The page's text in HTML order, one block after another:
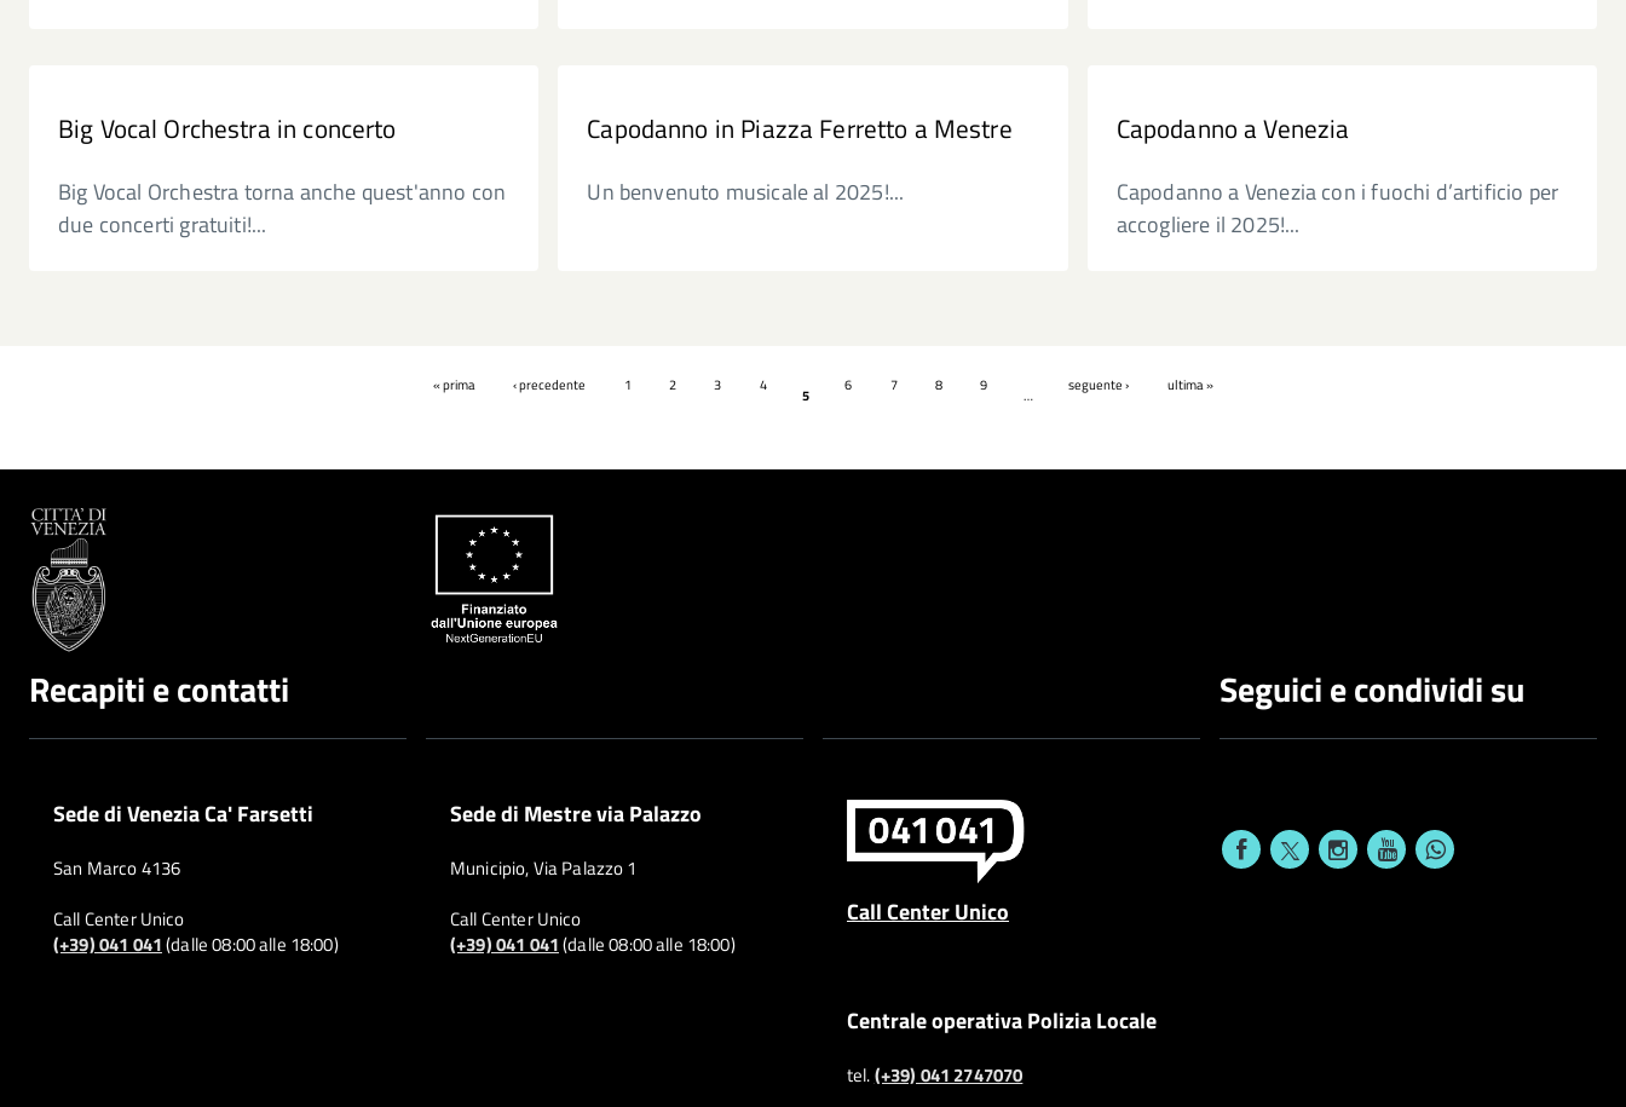
Big Vocal Orchestra in concerto
Big Vocal Orchestra torna anche quest'anno con
due concerti gratuiti!...
Capodanno in Piazza Ferretto a Mestre
Un benvenuto musicale al 2025!...
Capodanno a Venezia
Capodanno a Venezia con i fuochi d’artificio per
accogliere il 2025!...
Pagine
« prima ‹ precedente 1 2 3 4
5
6 7 8 9
…
seguente › ultima »
Recapiti e contatti
Sede di Venezia Ca' Farsetti
San Marco 4136
Call Center Unico
(+39) 041 041(dalle 08:00 alle 18:00)
Sede di Mestre via Palazzo
Municipio, Via Palazzo 1
Call Center Unico
(+39) 041 041(dalle 08:00 alle 18:00)
Call Center Unico
Centrale operativa Polizia Locale
tel.(+39) 041 2747070
Seguici e condividi su